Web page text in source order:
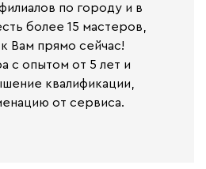
по городу и в
более 15 мастеров,
Вам прямо сейчас!
с опытом от 5 лет и
квалификации,
от сервиса.